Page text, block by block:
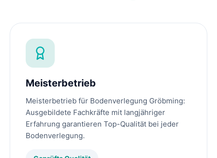
Meisterbetrieb
Meisterbetrieb für Bodenverlegung Gröbming:
Ausgebildete Fachkräfte mit langjähriger
Erfahrung garantieren Top-Qualität bei jeder
Bodenverlegung.